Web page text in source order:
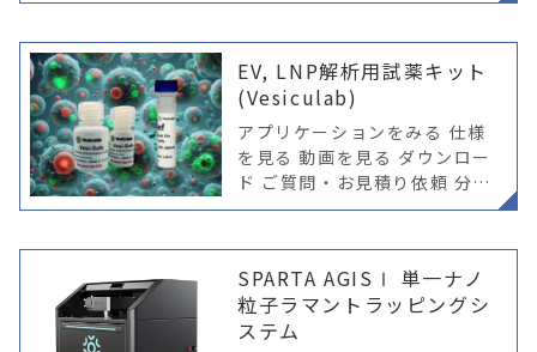
NP）をはじめとするナノ粒子
製剤化のため
EV, LNP解析用試薬キット
(Vesiculab)
アプリケーションをみる 仕様
を見る 動画を見る ダウンロー
ド ご質問・お見積り依頼 分
離・精製 リファレンス 用途
物性評価 VRef-Naive 自然な
EV物性、非蛍光
SPARTA AGISⅠ 単一ナノ
粒子ラマントラッピングシ
ステム